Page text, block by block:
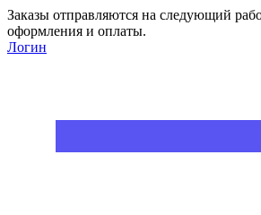
Заказы отправляются на следующий
оформления и оплаты.
Логин